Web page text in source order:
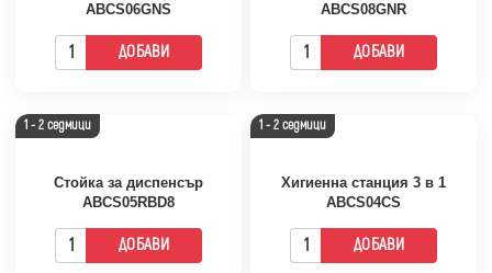
ABCS06GNS
ДОБАВИ
ABCS08GNR
ДОБАВИ
1 - 2 седмици
Стойка за диспенсър
ABCS05RBD8
ДОБАВИ
1 - 2 седмици
Хигиенна станция 3 в 1
ABCS04CS
ДОБАВИ